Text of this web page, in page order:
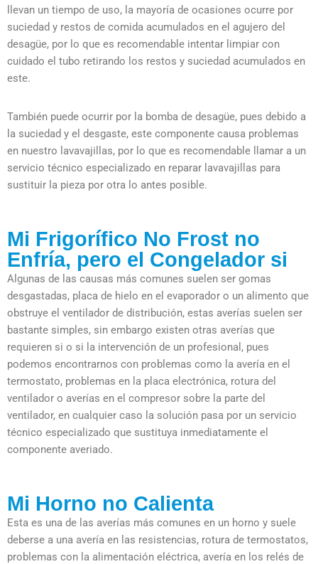
llevan un tiempo de uso, la mayoría de ocasiones ocurre por
suciedad y restos de comida acumulados en el agujero del
desagüe, por lo que es recomendable intentar limpiar con
cuidado el tubo retirando los restos y suciedad acumulados en
este.
También puede ocurrir por la bomba de desagüe, pues debido a
la suciedad y el desgaste, este componente causa problemas
en nuestro lavavajillas, por lo que es recomendable llamar a un
servicio técnico especializado en reparar lavavajillas para
sustituir la pieza por otra lo antes posible.
Mi Frigorífico No Frost no
Enfría, pero el Congelador si
Algunas de las causas más comunes suelen ser gomas
desgastadas, placa de hielo en el evaporador o un alimento que
obstruye el ventilador de distribución, estas averías suelen ser
bastante simples, sin embargo existen otras averías que
requieren si o si la intervención de un profesional, pues
podemos encontrarnos con problemas como la avería en el
termostato, problemas en la placa electrónica, rotura del
ventilador o averías en el compresor sobre la parte del
ventilador, en cualquier caso la solución pasa por un servicio
técnico especializado que sustituya inmediatamente el
componente averiado.
Mi Horno no Calienta
Esta es una de las averías más comunes en un horno y suele
deberse a una avería en las resistencias, rotura de termostatos,
problemas con la alimentación eléctrica, avería en los relés de